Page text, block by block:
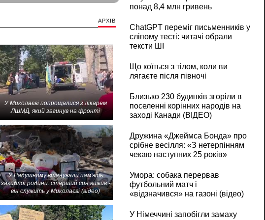
АРХІВ
У Миколаєві попрощалися з лікарем
ЛШМД, який загинув на фронті
У Радушному вшанували пам'ять
загиблої родини: старший син вижив -
він служить у Миколаєві (відео)
понад 8,4 млн гривень
ChatGPT переміг письменників у
сліпому тесті: читачі обрали
тексти ШІ
Що коїться з тілом, коли ви
лягаєте після півночі
Близько 230 будинків згоріли в
поселенні корінних народів на
заході Канади (ВІДЕО)
Дружина «Джеймса Бонда» про
срібне весілля: «З нетерпінням
чекаю наступних 25 років»
Умора: собака перервав
футбольний матч і
«відзначився» на газоні (відео)
У Німеччині запобігли замаху